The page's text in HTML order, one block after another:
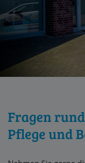
Fragen
Pflege und